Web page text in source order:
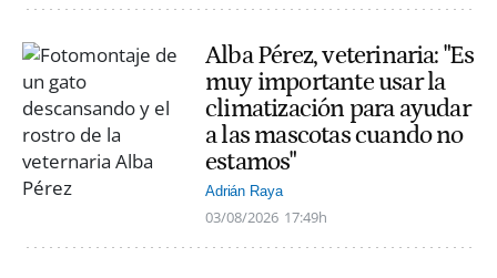
Alba Pérez, veterinaria: "Es
muy importante usar la
climatización para ayudar
a las mascotas cuando no
estamos"
Adrián Raya
03/08/2026 17:49h